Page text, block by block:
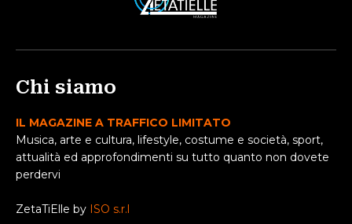
Chi siamo
IL MAGAZINE A TRAFFICO LIMITATO
Musica, arte e cultura, lifestyle, costume e società, sport,
attualità ed approfondimenti su tutto quanto non dovete
perdervi
ZetaTiElle by ISO s.r.l